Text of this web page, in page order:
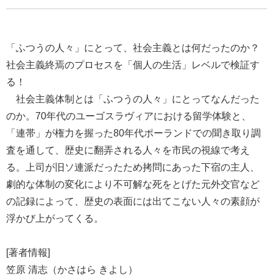
「ふつうの人々」にとって、社会主義とは何だったのか？
社会主義終焉のプロセスを「個人の生活」レベルで検証す
る！
社会主義体制とは「ふつうの人々」にとってなんだった
のか。70年代のユーゴスラヴィアにおける留学体験と、
「連帯」が権力を握った80年代ポーランドでの聞き取り調
査を通して、歴史に翻弄される人々を市民の視線で考え
る。上司が旧ソ連派だったため拷問にあった下宿の主人、
劇的な体制の変化により不可解な死をとげた元外交官など
の記録によって、歴史の表面には出てこない人々の素顔が
浮かび上がってくる。
[著者情報]
笠原 清志（かさはら きよし）